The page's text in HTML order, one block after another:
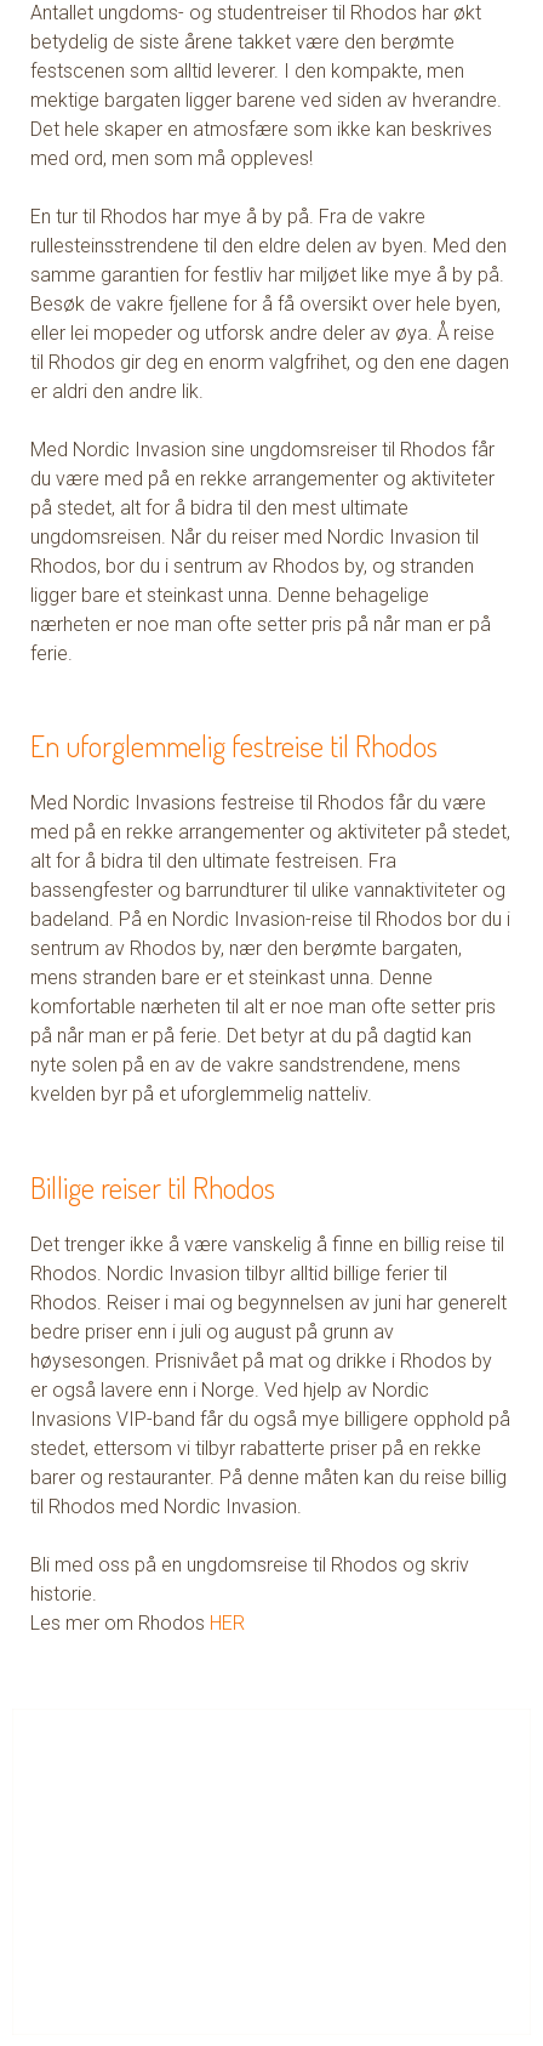
Antallet ungdoms- og studentreiser til Rhodos har økt
betydelig de siste årene takket være den berømte
festscenen som alltid leverer. I den kompakte, men
mektige bargaten ligger barene ved siden av hverandre.
Det hele skaper en atmosfære som ikke kan beskrives
med ord, men som må oppleves!
En tur til Rhodos har mye å by på. Fra de vakre
rullesteinsstrendene til den eldre delen av byen. Med den
samme garantien for festliv har miljøet like mye å by på.
Besøk de vakre fjellene for å få oversikt over hele byen,
eller lei mopeder og utforsk andre deler av øya. Å reise
til Rhodos gir deg en enorm valgfrihet, og den ene dagen
er aldri den andre lik.
Med Nordic Invasion sine ungdomsreiser til Rhodos får
du være med på en rekke arrangementer og aktiviteter
på stedet, alt for å bidra til den mest ultimate
ungdomsreisen. Når du reiser med Nordic Invasion til
Rhodos, bor du i sentrum av Rhodos by, og stranden
ligger bare et steinkast unna. Denne behagelige
nærheten er noe man ofte setter pris på når man er på
ferie.
En uforglemmelig festreise til Rhodos
Med Nordic Invasions festreise til Rhodos får du være
med på en rekke arrangementer og aktiviteter på stedet,
alt for å bidra til den ultimate festreisen. Fra
bassengfester og barrundturer til ulike vannaktiviteter og
badeland. På en Nordic Invasion-reise til Rhodos bor du i
sentrum av Rhodos by, nær den berømte bargaten,
mens stranden bare er et steinkast unna. Denne
komfortable nærheten til alt er noe man ofte setter pris
på når man er på ferie. Det betyr at du på dagtid kan
nyte solen på en av de vakre sandstrendene, mens
kvelden byr på et uforglemmelig natteliv.
Billige reiser til Rhodos
Det trenger ikke å være vanskelig å finne en billig reise til
Rhodos. Nordic Invasion tilbyr alltid billige ferier til
Rhodos. Reiser i mai og begynnelsen av juni har generelt
bedre priser enn i juli og august på grunn av
høysesongen. Prisnivået på mat og drikke i Rhodos by
er også lavere enn i Norge. Ved hjelp av Nordic
Invasions VIP-band får du også mye billigere opphold på
stedet, ettersom vi tilbyr rabatterte priser på en rekke
barer og restauranter. På denne måten kan du reise billig
til Rhodos med Nordic Invasion.
Bli med oss på en ungdomsreise til Rhodos og skriv
historie.
Les mer om Rhodos HER